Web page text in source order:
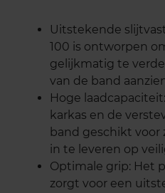
Uitstekende
100 is ontworpen
gelijkmatig te
van de band
Hoge
karkas en de
band geschikt voor
in te leveren op
Optimale grip: Het
zorgt voor een